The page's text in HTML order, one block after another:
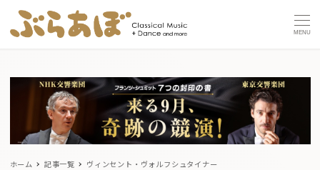
MENU
ホーム 記事一覧 ヴィンセント・ヴォルフシュタイナー